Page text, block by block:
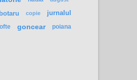
copie jurnalul
goncear
poiana